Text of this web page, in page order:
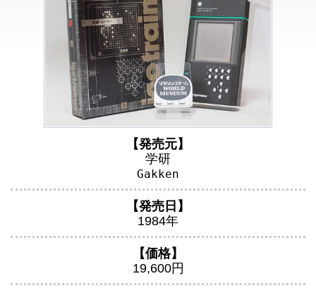
【発売元】
学研
Gakken
【発売日】
1984年
【価格】
19,600円